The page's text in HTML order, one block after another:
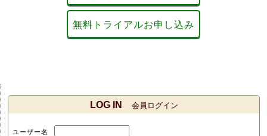
無料トライアルお申し込み
LOG IN 会員ログイン
ユーザー名